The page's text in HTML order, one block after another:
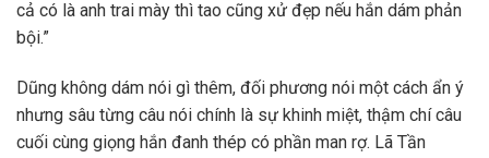
cả có là anh trai mày thì tao cũng xử đẹp nếu hắn dám phản
bội.”
Dũng không dám nói gì thêm, đối phương nói một cách ẩn ý
nhưng sâu từng câu nói chính là sự khinh miệt, thậm chí câu
cuối cùng giọng hắn đanh thép có phần man rợ. Lã Tần